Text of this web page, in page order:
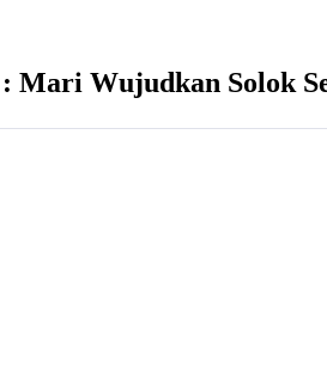
Mari Wujudkan Solok